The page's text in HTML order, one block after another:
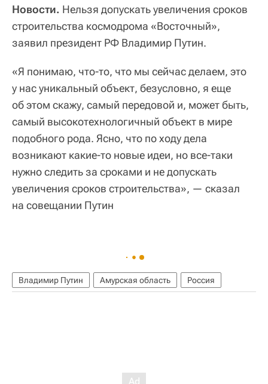
Новости. Нельзя допускать увеличения сроков
строительства космодрома «Восточный»,
заявил президент РФ Владимир Путин.
«Я понимаю, что-то, что мы сейчас делаем, это
у нас уникальный объект, безусловно, я еще
об этом скажу, самый передовой и, может быть,
самый высокотехнологичный объект в мире
подобного рода. Ясно, что по ходу дела
возникают какие-то новые идеи, но все-таки
нужно следить за сроками и не допускать
увеличения сроков строительства», — сказал
на совещании Путин
Владимир Путин Амурская область Россия